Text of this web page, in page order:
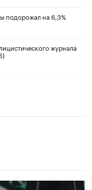
подорожал на 6,3%
журнала